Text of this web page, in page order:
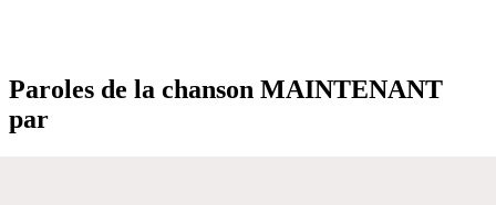
Paroles de la chanson MAINTENANT
par